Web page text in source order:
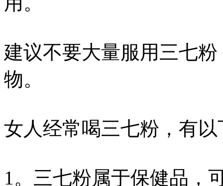
建议不要大量服用三七
物。
女人经常喝三七粉，有
1。三七粉属于保健品，